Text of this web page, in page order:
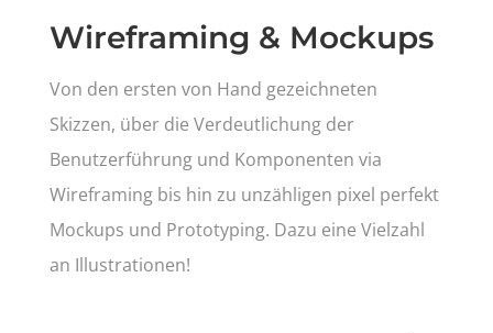
Wireframing & Mockups
Von den ersten von Hand gezeichneten
Skizzen, über die Verdeutlichung der
Benutzerführung und Komponenten via
Wireframing bis hin zu unzähligen pixel perfekt
Mockups und Prototyping. Dazu eine Vielzahl
an Illustrationen!